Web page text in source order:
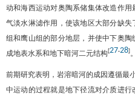
动和海西运动对奥陶系储集体改造作
气淡水淋滤作用，使该地区大部分缺
组和鹰山组的部分地层，并使中下奥
成地表水系和地下暗河二元结构[27-28]。
前期研究表明，岩溶暗河的成因遵循最
中运动的过程就是地下径流对介质进